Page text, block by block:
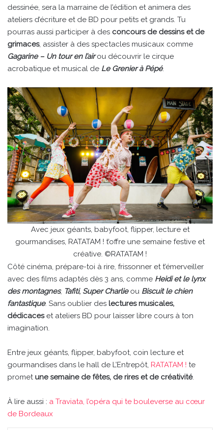
dessinée, sera la marraine de l’édition et animera des
ateliers d’écriture et de BD pour petits et grands. Tu
pourras aussi participer à des concours de dessins et de
grimaces, assister à des spectacles musicaux comme
Gagarine – Un tour en l’airou découvrir le cirque
acrobatique et musical de Le Grenier à Pépé.
Avec jeux géants, babyfoot, flipper, lecture et
gourmandises, RATATAM ! t’offre une semaine festive et
créative. ©RATATAM !
Côté cinéma, prépare-toi à rire, frissonner et t’émerveiller
avec des films adaptés dès 3 ans, comme Heidi et le lynx
des montagnes, Tafiti, Super Charlieou Biscuit le chien
fantastique. Sans oublier des lectures musicales,
dédicaceset ateliers BD pour laisser libre cours à ton
imagination.
Entre jeux géants, flipper, babyfoot, coin lecture et
gourmandises dans le hall de L’Entrepôt, RATATAM ! te
promet une semaine de fêtes, de rires et de créativité.
À lire aussi : a Traviata, l’opéra qui te bouleverse au cœur
de Bordeaux